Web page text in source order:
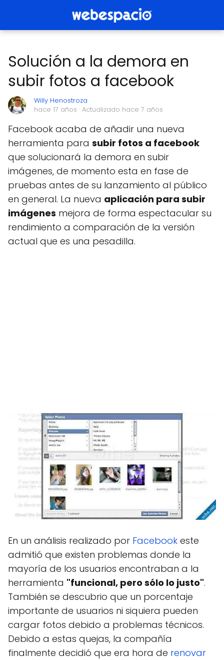
Solución a la demora en
subir fotos a facebook
Willy Henostroza
hace 17 años · Actualizado hace 7 años
Facebook acaba de añadir una nueva
herramienta para subir fotos a facebook
que solucionará la demora en subir
imágenes, de momento esta en fase de
pruebas antes de su lanzamiento al público
en general. La nueva aplicación para subir
imágenes mejora de forma espectacular su
rendimiento a comparación de la versión
actual que es una pesadilla.
En un análisis realizado por Facebook este
admitió que existen problemas donde la
mayoría de los usuarios encontraban a la
herramienta "funcional, pero sólo lo justo".
También se descubrio que un porcentaje
importante de usuarios ni siquiera pueden
cargar fotos debido a problemas técnicos.
Debido a estas quejas, la compañía
finalmente decidió que era hora de renovar